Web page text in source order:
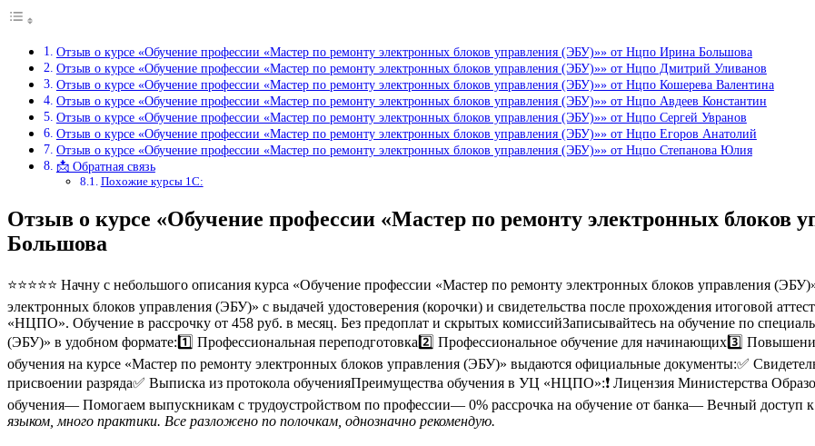
Отзыв о курсе «Обучение профессии «Мастер по ремонту электронных блоков управления (ЭБУ)»» от Нцпо Ирина Большова
Отзыв о курсе «Обучение профессии «Мастер по ремонту электронных блоков управления (ЭБУ)»» от Нцпо Дмитрий Уливанов
Отзыв о курсе «Обучение профессии «Мастер по ремонту электронных блоков управления (ЭБУ)»» от Нцпо Кошерева Валентина
Отзыв о курсе «Обучение профессии «Мастер по ремонту электронных блоков управления (ЭБУ)»» от Нцпо Авдеев Константин
Отзыв о курсе «Обучение профессии «Мастер по ремонту электронных блоков управления (ЭБУ)»» от Нцпо Сергей Увранов
Отзыв о курсе «Обучение профессии «Мастер по ремонту электронных блоков управления (ЭБУ)»» от Нцпо Егоров Анатолий
Отзыв о курсе «Обучение профессии «Мастер по ремонту электронных блоков управления (ЭБУ)»» от Нцпо Степанова Юлия
📩 Обратная связь
Похожие курсы 1С:
Отзыв о курсе «Обучение профессии «Мастер по ремонту электронных блоков
Большова
⭐⭐⭐⭐⭐ Начну с небольшого описания курса «Обучение профессии «Мастер по ремонту электронных блоков управления
электронных блоков управления (ЭБУ)» с выдачей удостоверения (корочки) и свидетельства после прохождения итоговой
«НЦПО». Обучение в рассрочку от 458 руб. в месяц. Без предоплат и скрытых комиссийЗаписывайтесь на обучение по
(ЭБУ)» в удобном формате:1️⃣ Профессиональная переподготовка2️⃣ Профессиональное обучение для начинающих3️⃣
обучения на курсе «Мастер по ремонту электронных блоков управления (ЭБУ)» выдаются официальные документы:✅
присвоении разряда✅ Выписка из протокола обученияПреимущества обучения в УЦ «НЦПО»:❗️ Лицензия Министерства
обучения— Помогаем выпускникам с трудоустройством по профессии— 0% рассрочка на обучение от банка— Вечный доступ
языком, много практики. Все разложено по полочкам, однозначно рекомендую.